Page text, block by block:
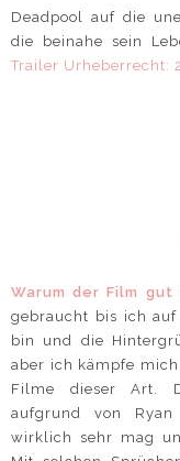
Deadpool auf die
die beinahe sein
Trailer Urheberrecht:
Warum der Film
gebraucht bis ich
bin und die
aber ich kämpfe
Filme dieser Art.
aufgrund von
wirklich sehr mag